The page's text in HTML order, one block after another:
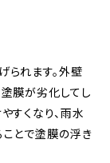
れます。外壁
膜が劣化してし
すくなり、雨水
とで塗膜の浮き